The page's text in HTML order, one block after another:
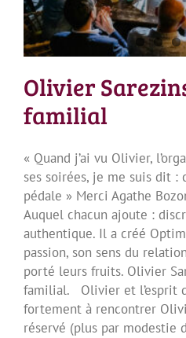
Olivier
familial
« Quand j’ai vu Olivier,
ses soirées, je me suis dit :
pédale » Merci Agathe
Auquel chacun ajoute :
authentique. Il a créé
passion, son sens du
porté leurs fruits. Olivier
familial. Olivier et l’esprit
fortement à rencontrer
réservé (plus par modestie